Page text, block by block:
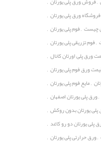
فروشگاه ورق پلی یورتان ,
چیست ,فوم پلی یورتان ,
,فوم تزریقی پلی یورتان ,
ورق پلی اورتان کانال ,
ورق فوم پلی یورتان ,
,مایع فوم پلی یورتان ,
,ورق پلی یورتان اصفهان ,
پلی یورتان بدون روکش ,
پلی یورتان دو رو کاغد ,
,ورق حرارتی پلی یورتان ,